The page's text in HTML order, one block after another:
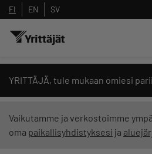
FI EN SV
YRITTÄJÄ, tule mukaan omiesi
Vaikutamme ja verkostoimme
oma paikallisyhdistyksesi ja
Hae sivustolta tai kysy
Yrittäjien tekoälyltä